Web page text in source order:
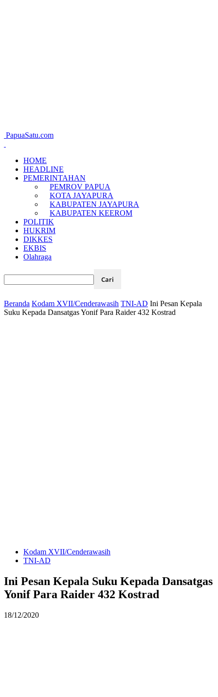
PapuaSatu.com
HOME
HEADLINE
PEMERINTAHAN
PEMROV PAPUA
KOTA JAYAPURA
KABUPATEN JAYAPURA
KABUPATEN KEEROM
POLITIK
HUKRIM
DIKKES
EKBIS
Olahraga
Beranda Kodam XVII/Cenderawasih TNI-AD Ini Pesan Kepala
Suku Kepada Dansatgas Yonif Para Raider 432 Kostrad
Kodam XVII/Cenderawasih
TNI-AD
Ini Pesan Kepala Suku Kepada Dansatgas
Yonif Para Raider 432 Kostrad
18/12/2020